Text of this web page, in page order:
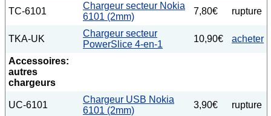
TC-6101
Chargeur secteur Nokia
6101 (2mm)
7,80€ rupture
TKA-UK
Chargeur secteur
PowerSlice 4-en-1
10,90€ acheter
Accessoires:
autres
chargeurs
UC-6101
Chargeur USB Nokia
6101 (2mm)
3,90€ rupture